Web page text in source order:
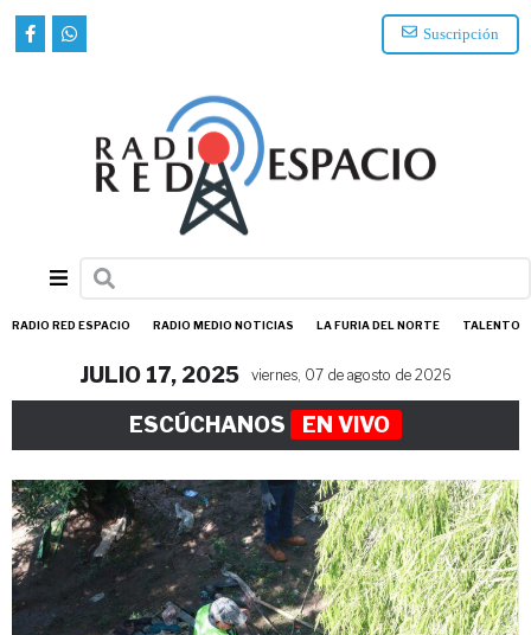
Suscripción
RADIO RED ESPACIO RADIO MEDIO NOTICIAS LA FURIA DEL NORTE TALENTO
JULIO 17, 2025 viernes, 07 de agosto de 2026
ESCÚCHANOS EN VIVO